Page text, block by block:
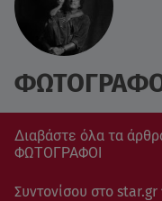
Διαβάστε όλα τα
ΦΩΤΟΓΡΑΦΟΙ
Συντονίσου στο star.gr